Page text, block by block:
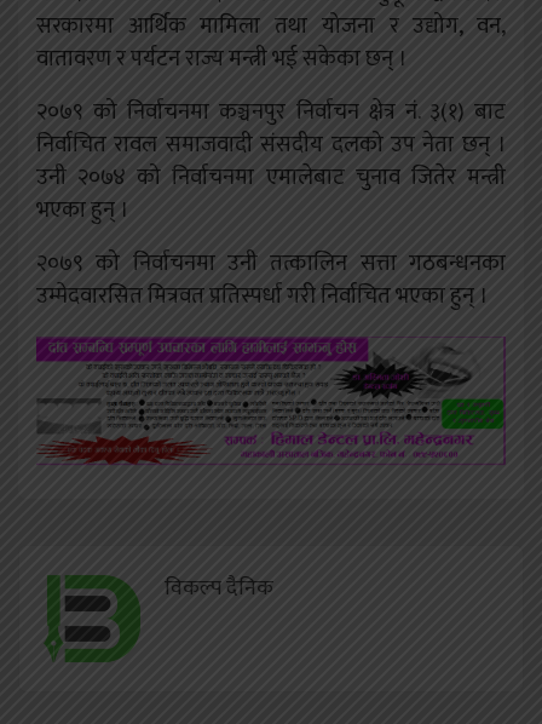
सरकारमा आर्थिक मामिला तथा योजना र उद्योग, वन,
वातावरण र पर्यटन राज्य मन्त्री भई सकेका छन् ।
२०७९ को निर्वाचनमा कञ्चनपुर निर्वाचन क्षेत्र नं. ३(१) बाट
निर्वाचित रावल समाजवादी संसदीय दलको उप नेता छन् ।
उनी २०७४ को निर्वाचनमा एमालेबाट चुनाव जितेर मन्त्री
भएका हुन् ।
२०७९ को निर्वाचनमा उनी तत्कालिन सत्ता गठबन्धनका
उम्मेदवारसित मित्रवत प्रतिस्पर्धा गरी निर्वाचित भएका हुन् ।
विकल्प दैनिक